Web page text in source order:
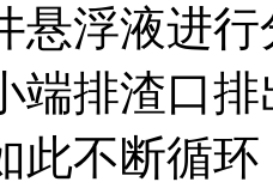
悬浮液进
端排渣口
此不断循